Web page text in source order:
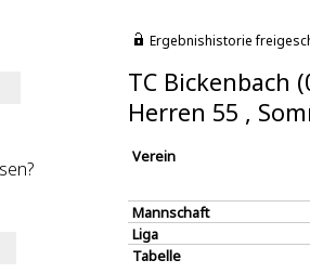
Ergebnishistorie
TC Bickenbach
Herren 55 ,
Verein
Mannschaft
Liga
Tabelle